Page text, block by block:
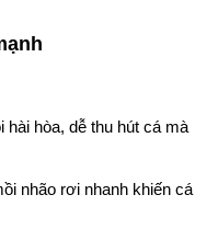
hài hòa, dễ thu hút cá mà
nhão rơi nhanh khiến cá